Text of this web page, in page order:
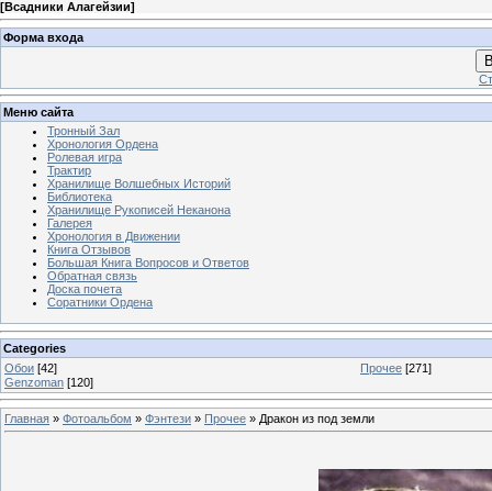
[Всадники Алагейзии]
Форма входа
Меню сайта
Тронный Зал
Хронология Ордена
Ролевая игра
Трактир
Хранилище Волшебных Историй
Библиотека
Хранилище Рукописей Неканона
Галерея
Хронология в Движении
Книга Отзывов
Большая Книга Вопросов и Ответов
Обратная связь
Доска почета
Соратники Ордена
Categories
Обои [42] Прочее [271]
Genzoman [120]
Главная » Фотоальбом » Фэнтези » Прочее » Дракон из под земли